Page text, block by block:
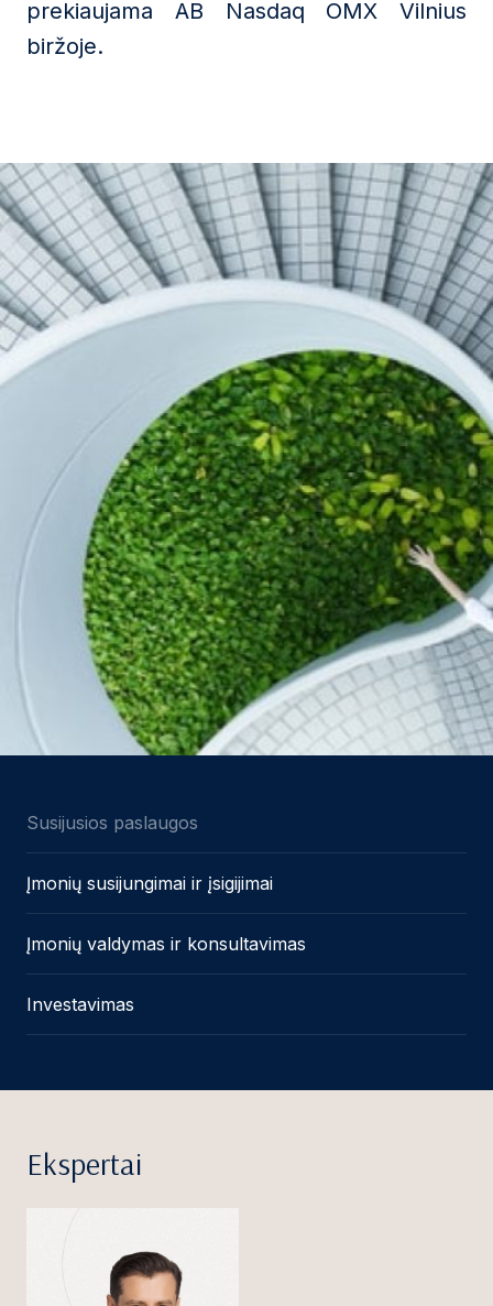
prekiaujama AB Nasdaq OMX Vilnius
biržoje.
Susijusios paslaugos
Įmonių susijungimai ir įsigijimai
Įmonių valdymas ir konsultavimas
Investavimas
Ekspertai